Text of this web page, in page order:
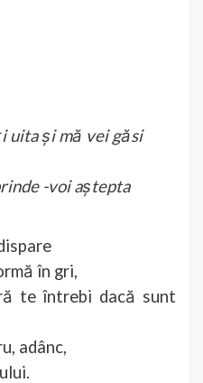
uita și mă vei găsi
-voi aștepta
în gri,
te întrebi dacă sunt
adânc,